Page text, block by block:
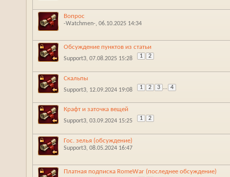
Вопрос
-Watchmen-‎, 06.10.2025 14:34
Обсуждение пунктов из статьи
Support3‎, 07.08.2025 15:28 1 2
Скальпы
Support3‎, 12.09.2024 19:08 1 2 3 ... 4
Крафт и заточка вещей
Support3‎, 03.09.2024 15:25 1 2
Гос. зелья (обсуждение)
Support3‎, 08.05.2024 16:47
Платная подписка RomeWar (последнее обсуждение)